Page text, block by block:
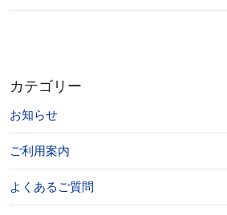
カテゴリー
お知らせ
ご利用案内
よくあるご質問